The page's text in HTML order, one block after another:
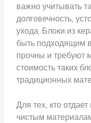
важно учитывать
долговечность,
ухода. Блоки из
быть подходящим
прочны и требуют
стоимость таких
традиционных
Для тех, кто
чистым